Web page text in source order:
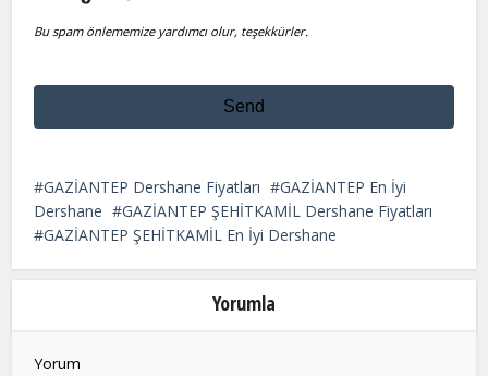
Bu spam önlememize yardımcı olur, teşekkürler.
Send
field
should
be
blank
GAZİANTEP Dershane Fiyatları
GAZİANTEP En İyi
Dershane
GAZİANTEP ŞEHİTKAMİL Dershane Fiyatları
GAZİANTEP ŞEHİTKAMİL En İyi Dershane
Yorumla
Yorum